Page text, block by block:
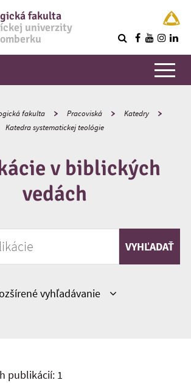
fakulta
univerzity
fakulta Pracoviská
Katedry
Katedra systematickej teológie
v biblických
vedách
kľúčového slova
VYHĽADAŤ
vyhľadávanie
publikácií: 1